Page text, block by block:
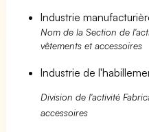
Industrie
Nom de la Section de
vêtements et accessoires
Industrie de
Division de l'activité
accessoires